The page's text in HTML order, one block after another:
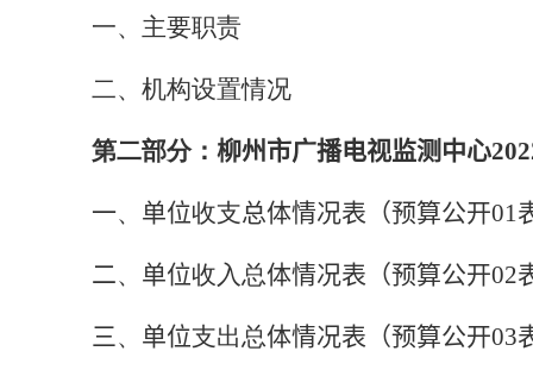
一、主要职责
二、机构设置情况
第二部分： 柳州市广播电视监测中心202
一、 单位收支总体情况表（预算公开01
二、 单位收入总体情况表（预算公开02
三、 单位支出总体情况表（预算公开03